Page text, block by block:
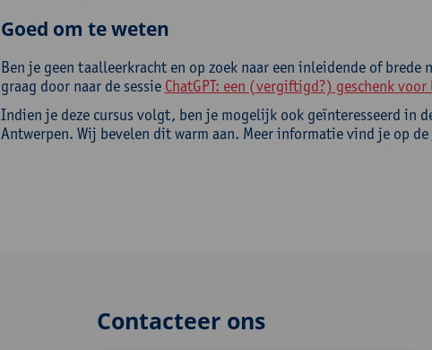
Goed om te weten
Ben je geen taalleerkracht en op zoek naar een inleidende of brede
graag door naar de sessie ChatGPT: een (vergiftigd?) geschenk
Indien je deze cursus volgt, ben je mogelijk ook geïnteresseerd in
Antwerpen. Wij bevelen dit warm aan. Meer informatie vind je op de
Contacteer ons